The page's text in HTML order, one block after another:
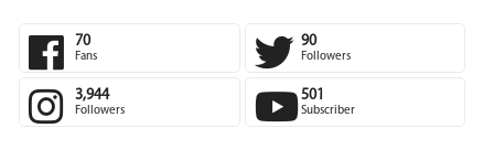
70 90
3,944 501